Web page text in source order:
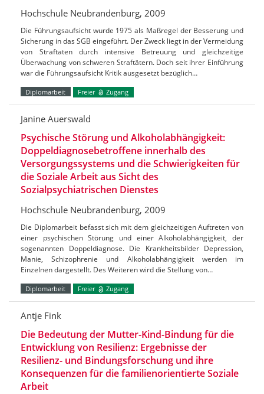
Hochschule Neubrandenburg, 2009
Die Führungsaufsicht wurde 1975 als Maßregel der Besserung und
Sicherung in das SGB eingeführt. Der Zweck liegt in der Vermeidung
von Straftaten durch intensive Betreuung und gleichzeitige
Überwachung von schweren Straftätern. Doch seit ihrer Einführung
war die Führungsaufsicht Kritik ausgesetzt bezüglich…
Diplomarbeit Freier Zugang
Janine Auerswald
Psychische Störung und Alkoholabhängigkeit:
Doppeldiagnosebetroffene innerhalb des
Versorgungssystems und die Schwierigkeiten für
die Soziale Arbeit aus Sicht des
Sozialpsychiatrischen Dienstes
Hochschule Neubrandenburg, 2009
Die Diplomarbeit befasst sich mit dem gleichzeitigen Auftreten von
einer psychischen Störung und einer Alkoholabhängigkeit, der
sogenannten Doppeldiagnose. Die Krankheitsbilder Depression,
Manie, Schizophrenie und Alkoholabhängigkeit werden im
Einzelnen dargestellt. Des Weiteren wird die Stellung von…
Diplomarbeit Freier Zugang
Antje Fink
Die Bedeutung der Mutter-Kind-Bindung für die
Entwicklung von Resilienz: Ergebnisse der
Resilienz- und Bindungsforschung und ihre
Konsequenzen für die familienorientierte Soziale
Arbeit